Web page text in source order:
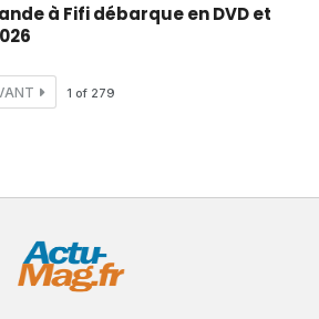
à Fifi débarque en DVD et
1 of 279